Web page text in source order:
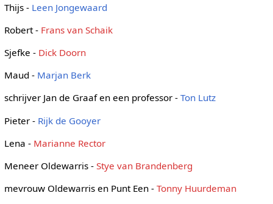
Thijs - Leen Jongewaard
Robert - Frans van Schaik
Sjefke - Dick Doorn
Maud - Marjan Berk
schrijver Jan de Graaf en een professor - Ton Lutz
Pieter - Rijk de Gooyer
Lena - Marianne Rector
Meneer Oldewarris - Stye van Brandenberg
mevrouw Oldewarris en Punt Een - Tonny Huurdeman